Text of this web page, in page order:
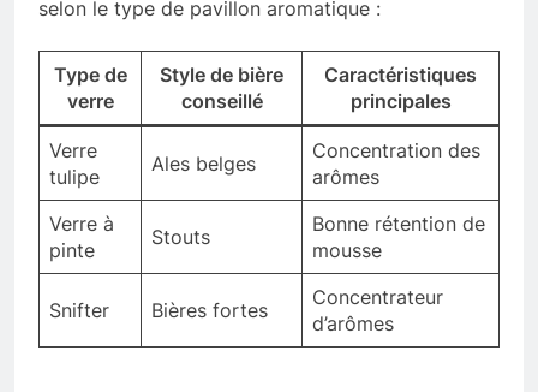
selon le type de pavillon aromatique :
Type de
verre
Style de bière
conseillé
Caractéristiques
principales
Verre
tulipe
Ales belges
Concentration des
arômes
Verre à
pinte
Stouts
Bonne rétention de
mousse
Snifter Bières fortes
Concentrateur
d’arômes